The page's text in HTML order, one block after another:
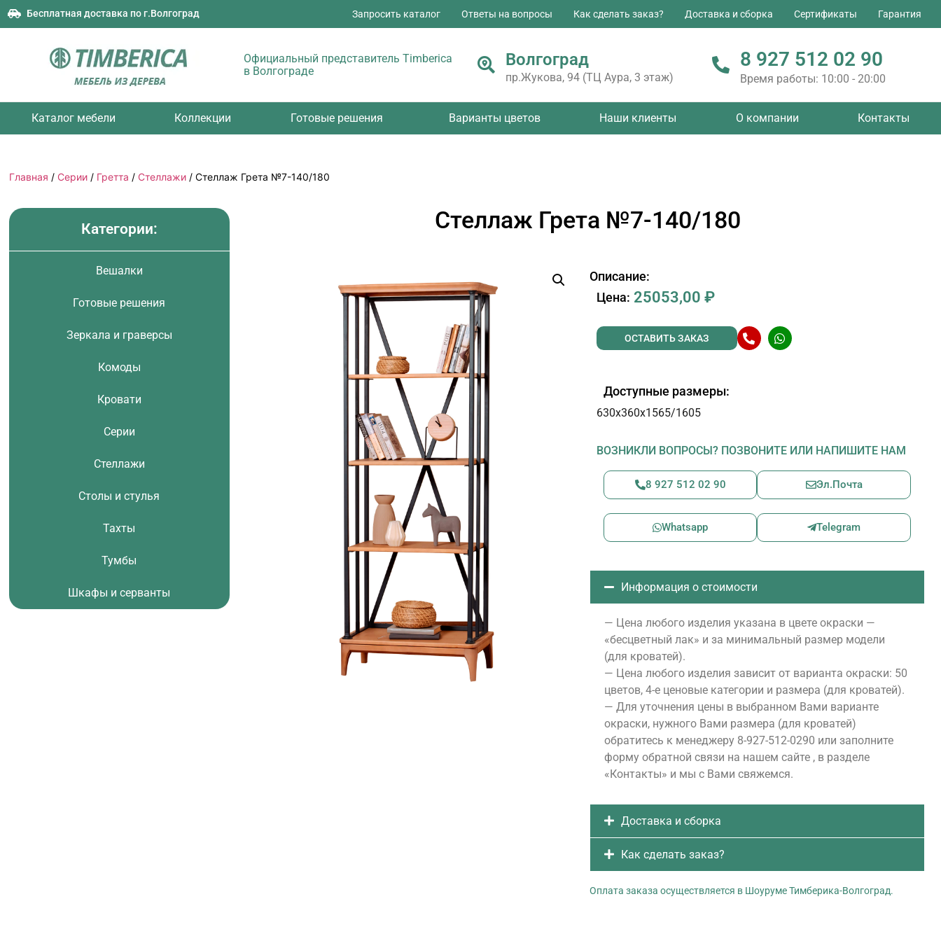
Бесплатная доставка по г.Волгоград Запросить каталог Ответы на вопросы Как сделать заказ? Доставка и сборка Сертификаты Гарантия
Официальный представитель Timberica
в Волгограде
Волгоград
пр.Жукова, 94 (ТЦ Аура, 3 этаж)
8 927 512 02 90
Время работы: 10:00 - 20:00
Каталог мебели Коллекции Готовые решения Варианты цветов Наши клиенты О компании Контакты
Главная / Серии / Гретта / Стеллажи / Стеллаж Грета №7-140/180
Категории:
Вешалки
Готовые решения
Зеркала и граверсы
Комоды
Кровати
Серии
Стеллажи
Столы и стулья
Тахты
Тумбы
Шкафы и серванты
Стеллаж Грета №7-140/180
Описание:
Цена: 25053,00 ₽
ОСТАВИТЬ ЗАКАЗ
Доступные размеры:
630х360х1565/1605
ВОЗНИКЛИ ВОПРОСЫ? ПОЗВОНИТЕ ИЛИ НАПИШИТЕ НАМ
8 927 512 02 90 Эл.Почта
Whatsapp Telegram
Информация о стоимости
— Цена любого изделия указана в цвете окраски —
«бесцветный лак» и за минимальный размер модели
(для кроватей).
— Цена любого изделия зависит от варианта окраски: 50
цветов, 4-е ценовые категории и размера (для кроватей).
— Для уточнения цены в выбранном Вами варианте
окраски, нужного Вами размера (для кроватей)
обратитесь к менеджеру 8-927-512-0290 или заполните
форму обратной связи на нашем сайте , в разделе
«Контакты» и мы с Вами свяжемся.
Доставка и сборка
Как сделать заказ?
Оплата заказа осуществляется в Шоуруме Тимберика-Волгоград.